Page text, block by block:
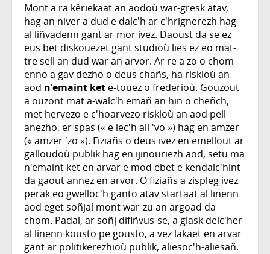
Mont a ra kêriekaat an aodoù war-gresk atav,
hag an niver a dud e dalc'h ar c'hrignerezh hag
al liñvadenn gant ar mor ivez. Daoust da se ez
eus bet diskouezet gant studioù lies ez eo mat-
tre sell an dud war an arvor. Ar re a zo o chom
enno a gav dezho o deus chañs, ha riskloù an
aod n'emaint ket e-touez o frederioù. Gouzout
a ouzont mat a-walc'h emañ an hin o cheñch,
met hervezo e c'hoarvezo riskloù an aod pell
anezho, er spas (« e lec'h all 'vo ») hag en amzer
(« amzer 'zo »). Fiziañs o deus ivez en emellout ar
galloudoù publik hag en ijinouriezh aod, setu ma
n'emaint ket en arvar e mod ebet e kendalc'hint
da gaout annez en arvor. O fiziañs a zispleg ivez
perak eo gwelloc'h ganto atav startaat al linenn
aod eget soñjal mont war-zu an argoad da
chom. Padal, ar soñj difiñvus-se, a glask delc'her
al linenn kousto pe gousto, a vez lakaet en arvar
gant ar politikerezhioù publik, aliesoc'h-aliesañ.